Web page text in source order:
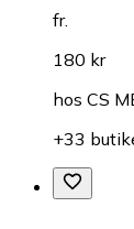
fr.
180 kr
hos CS
+33